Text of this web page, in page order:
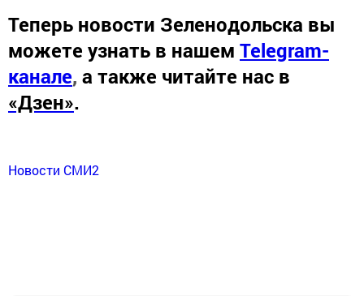
Теперь новости Зеленодольска вы
можете узнать в нашем Telegram-
канале, а также читайте нас в
«Дзен».
Новости СМИ2